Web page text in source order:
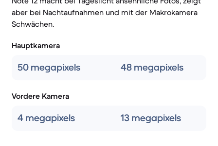
aber bei Nachtaufnahmen und mit der Makrokamera
Schwächen.
Hauptkamera
50 megapixels 48 megapixels
Vordere Kamera
4 megapixels 13 megapixels